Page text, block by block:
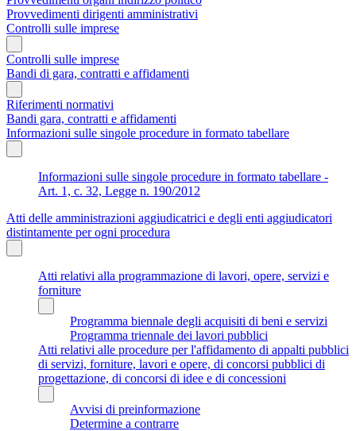
Provvedimenti dirigenti amministrativi
Controlli sulle imprese
Controlli sulle imprese
Bandi di gara, contratti e affidamenti
Riferimenti normativi
Bandi gara, contratti e affidamenti
Informazioni sulle singole procedure in formato tabellare
Informazioni sulle singole procedure in formato tabellare -
Art. 1, c. 32, Legge n. 190/2012
Atti delle amministrazioni aggiudicatrici e degli enti aggiudicatori
distintamente per ogni procedura
Atti relativi alla programmazione di lavori, opere, servizi e
forniture
Programma biennale degli acquisiti di beni e servizi
Programma triennale dei lavori pubblici
Atti relativi alle procedure per l'affidamento di appalti pubblici
di servizi, forniture, lavori e opere, di concorsi pubblici di
progettazione, di concorsi di idee e di concessioni
Avvisi di preinformazione
Determine a contrarre